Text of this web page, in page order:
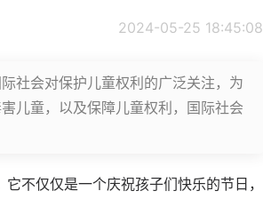
2024-05-25 18:45:08
社会对保护儿童权利的广泛关注，为
儿童，以及保障儿童权利，国际社会
不仅仅是一个庆祝孩子们快乐的节日，